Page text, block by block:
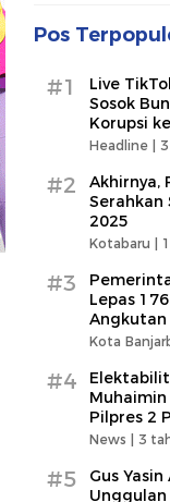
Pos
#1
Live
Sosok
Korupsi
Headline |
#2
Akhirnya,
Serahkan
2025
Kotabaru |
#3
Lepas
Angkutan
Kota
#4
Pilpres 2
News | 3
#5
Gus